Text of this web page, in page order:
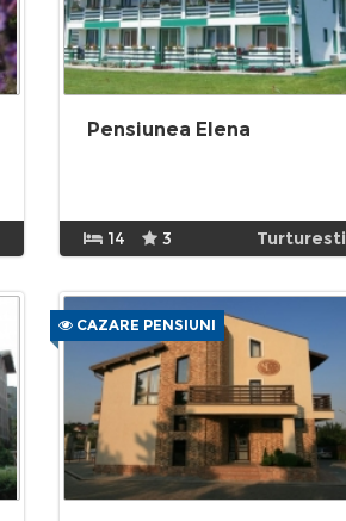
Pensiunea Elena
14 3 Turturesti
CAZARE PENSIUNI